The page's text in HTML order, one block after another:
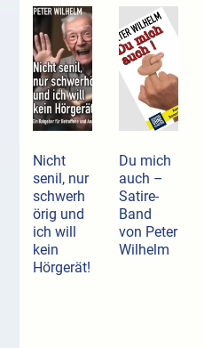
Nicht
senil, nur
schwerh
örig und
ich will
kein
Hörgerät!
Du mich
auch –
Satire-
Band
von Peter
Wilhelm